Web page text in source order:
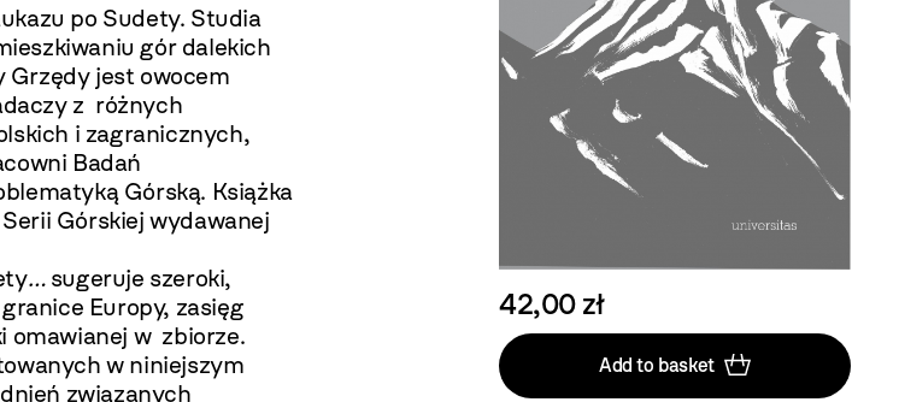
po Sudety. Studia
gór dalekich
Grzędy jest owocem
z różnych
i zagranicznych,
Badań
Górską. Książka
Górskiej wydawanej
…sugeruje szeroki,
Europy, zasięg
omawianej w zbiorze.
w niniejszym
związanych
42,00 zł
Add to basket